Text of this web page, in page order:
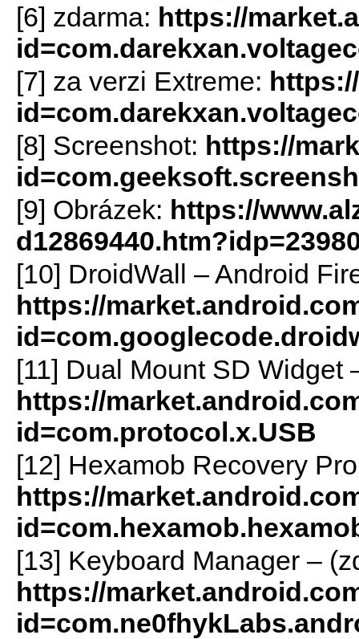
[6] zdarma: https://
[7] za verzi Extreme:
[8] Screenshot: https://
[9] Obrázek: https://
[10] DroidWall – Android
https://
[11] Dual Mount SD Widget
https://
id=com.protocol.x.USB
[12] Hexamob Recovery
https://
[13] Keyboard Manager –
https://